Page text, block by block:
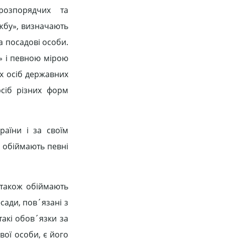
та
визначають
посадові особи.
і певною мірою
осіб державних
різних форм
і за своїм
певні
обіймають
пов´язані з
обов´язки за
особи, є його